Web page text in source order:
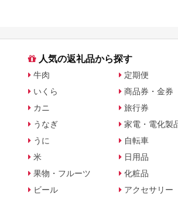
人気の返礼品から探す
牛肉
いくら
カニ
うなぎ
うに
米
果物・フルーツ
ビール
定期便
商品券・金券
旅行券
家電・電化製
自転車
日用品
化粧品
アクセサリー